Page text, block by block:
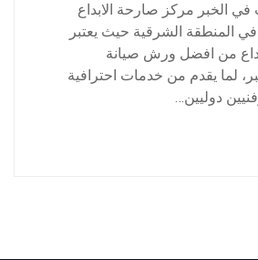
في الخبر مركز صارحة الابداع
المنطقة الشرقية حيث يعتبر
من افضل ورش صيانة
لما يقدم من خدمات احترافية
دوليين…